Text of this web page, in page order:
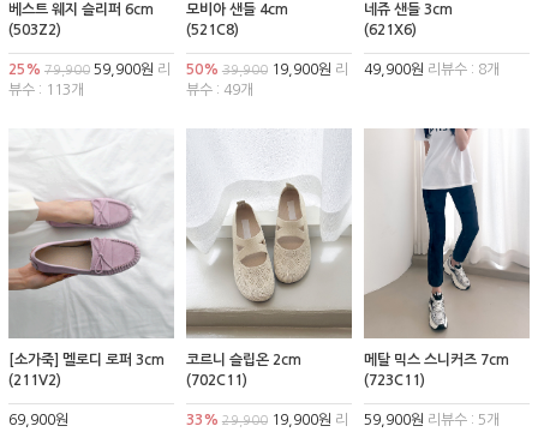
베스트 웨지 슬리퍼 6cm
(503Z2)
25% 79,900 59,900원 리
뷰수 : 113개
모비아 샌들 4cm
(521C8)
50% 39,90019,900원 리
뷰수 : 49개
네쥬 샌들 3cm
(621X6)
49,900원 리뷰수 : 8개
[소가죽] 멜로디 로퍼 3cm
(211V2)
69,900원
코르니 슬립온 2cm
(702C11)
33% 29,90019,900원 리
메탈 믹스 스니커즈 7cm
(723C11)
59,900원 리뷰수 : 5개